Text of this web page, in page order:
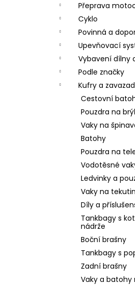
Přeprava
Cyklo
Povinná a
Upevňovací
Vybavení dílny
Podle značky
Kufry a
Cestovní
Pouzdra na
Vaky na
Batohy
Pouzdra na
Vodotěsné
Ledvinky a
Vaky na
Díly a
Tankbagy s
nádrže
Boční brašny
Tankbagy s
Zadní brašny
Vaky a batohy